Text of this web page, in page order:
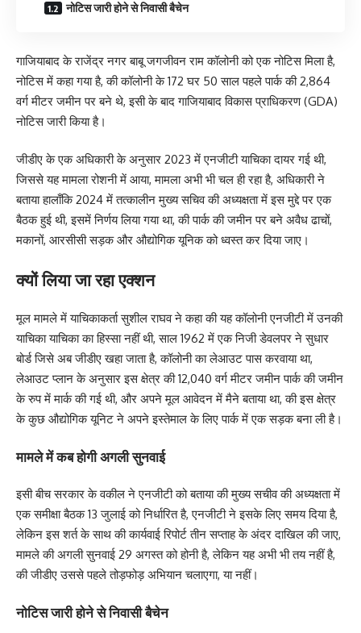
नोटिस जारी होने से निवासी बैचेन
गाजियाबाद के राजेंद्र नगर बाबू जगजीवन राम कॉलोनी को एक नोटिस मिला है,
नोटिस में कहा गया है, की कॉलोनी के 172 घर 50 साल पहले पार्क की 2,864
वर्ग मीटर जमीन पर बने थे, इसी के बाद गाजियाबाद विकास प्राधिकरण (GDA)
नोटिस जारी किया है।
जीडीए के एक अधिकारी के अनुसार 2023 में एनजीटी याचिका दायर गई थी,
जिससे यह मामला रोशनी में आया, मामला अभी भी चल ही रहा है, अधिकारी ने
बताया हालाँकि 2024 में तत्कालीन मुख्य सचिव की अध्यक्षता में इस मुद्दे पर एक
बैठक हुई थी, इसमें निर्णय लिया गया था, की पार्क की जमीन पर बने अवैध ढाचों,
मकानों, आरसीसी सड़क और औद्योगिक यूनिक को ध्वस्त कर दिया जाए।
क्यों लिया जा रहा एक्शन
मूल मामले में याचिकाकर्ता सुशील राघव ने कहा की यह कॉलोनी एनजीटी में उनकी
याचिका याचिका का हिस्सा नहीं थी, साल 1962 में एक निजी डेवलपर ने सुधार
बोर्ड जिसे अब जीडीए खहा जाता है, कॉलोनी का लेआउट पास करवाया था,
लेआउट प्लान के अनुसार इस क्षेत्र की 12,040 वर्ग मीटर जमीन पार्क की जमीन
के रुप में मार्क की गई थी, और अपने मूल आवेदन में मैने बताया था, की इस क्षेत्र
के कुछ औद्योगिक यूनिट ने अपने इस्तेमाल के लिए पार्क में एक सड़क बना ली है।
मामले में कब होगी अगली सुनवाई
इसी बीच सरकार के वकील ने एनजीटी को बताया की मुख्य सचीव की अध्यक्षता में
एक समीक्षा बैठक 13 जुलाई को निर्धारित है, एनजीटी ने इसके लिए समय दिया है,
लेकिन इस शर्त के साथ की कार्यवाई रिपोर्ट तीन सप्ताह के अंदर दाखिल की जाए,
मामले की अगली सुनवाई 29 अगस्त को होनी है, लेकिन यह अभी भी तय नहीं है,
की जीडीए उससे पहले तोड़फोड़ अभियान चलाएगा, या नहीं।
नोटिस जारी होने से निवासी बैचेन